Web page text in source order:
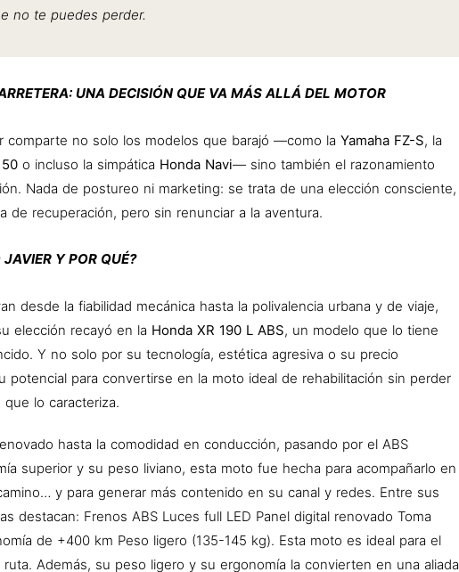
no te puedes perder.
UNA DECISIÓN QUE VA MÁS ALLÁ DEL MOTOR
comparte no solo los modelos que barajó —como laYamaha FZ-S, la
o incluso la simpática Honda Navi— sino también el razonamiento
Nada de postureo ni marketing: se trata de una elección consciente,
de recuperación, pero sin renunciar a la aventura.
Y POR QUÉ?
desde la fiabilidad mecánica hasta la polivalencia urbana y de viaje,
elección recayó en la Honda XR 190 L ABS, un modelo que lo tiene
Y no solo por su tecnología, estética agresiva o su precio
potencial para convertirse en la moto ideal de rehabilitación sin perder
lo caracteriza.
hasta la comodidad en conducción, pasando por el ABS
superior y su peso liviano, esta moto fue hecha para acompañarlo en
y para generar más contenido en su canal y redes. Entre sus
destacan: Frenos ABS Luces full LED Panel digital renovado Toma
de +400 km Peso ligero (135-145 kg). Esta moto es ideal para el
Además, su peso ligero y su ergonomía la convierten en una aliada